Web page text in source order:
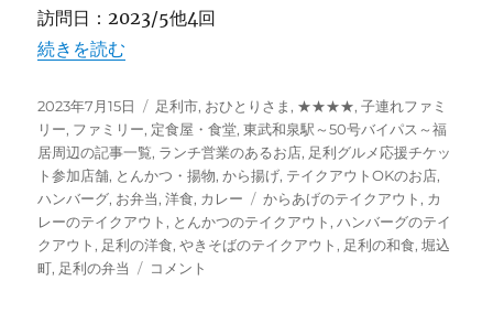
訪問日：2023/5他4回
“【足利】レストラン 亜茂礼 何でも美味しい洋食メニ
続きを読む
投
稿
日:
2023年7月15日
カ
テ
ゴ
リ
ー
足利市, おひとりさま, ★★★★,子連れファミ
リー, ファミリー, 定食屋・食堂,東武和泉駅～50号バイパス～福
居周辺の記事一覧, ランチ営業のあるお店, 足利グルメ応援チケッ
ト参加店舗, とんかつ・揚物,から揚げ, テイクアウトOKのお店,
ハンバーグ, お弁当,洋食, カレー
タ
グ
からあげのテイクアウト, カ
レーのテイクアウト, とんかつのテイクアウト,ハンバーグのテイ
クアウト, 足利の洋食,やきそばのテイクアウト, 足利の和食,堀込
町, 足利の弁当
【足
コメント